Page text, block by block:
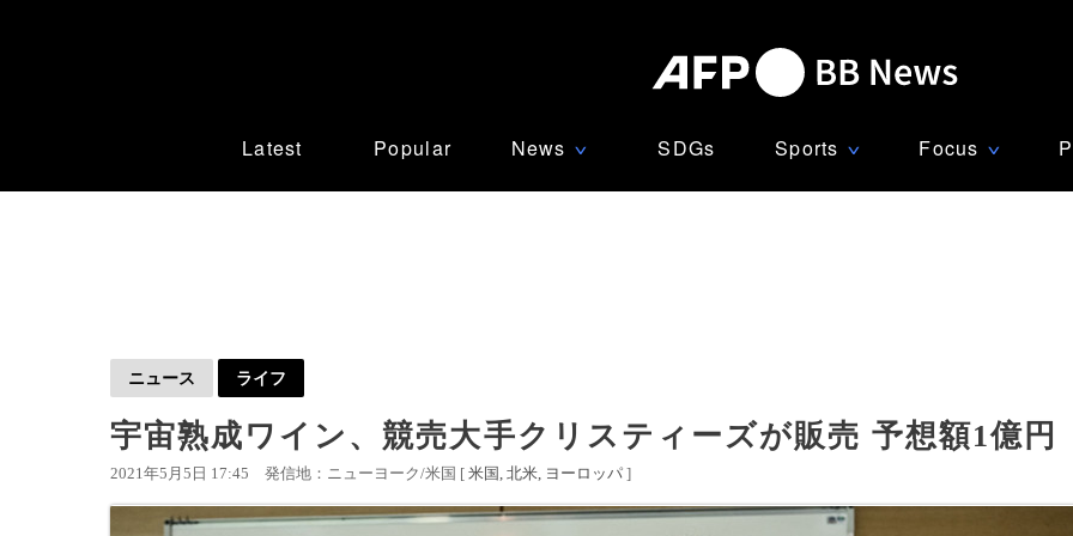
Latest Popular News ∨ SDGs Sports ∨ Focus ∨
ニュース ライフ
宇宙熟成ワイン、競売大手クリスティーズが販売 予想額1億円
2021年5月5日 17:45 発信地：ニューヨーク/米国 [ 米国 北米 ヨーロッパ ]